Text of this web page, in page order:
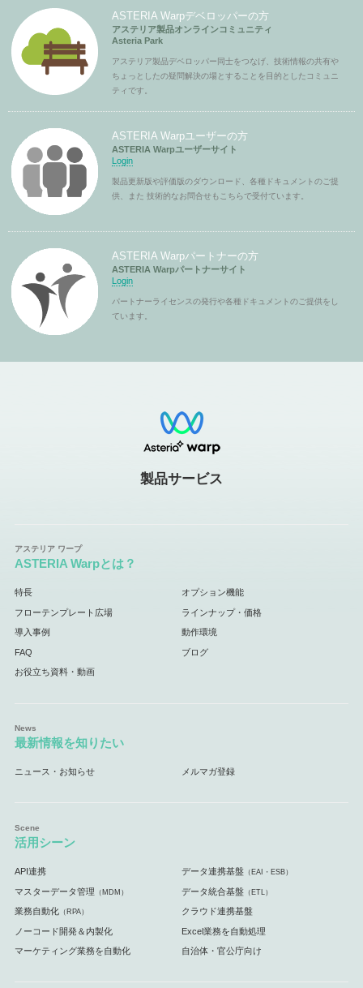
ASTERIA Warpデベロッパーの方
アステリア製品オンラインコミュニティ
Asteria Park
アステリア製品デベロッパー同士をつなげ、技術情報の共有や
ちょっとしたの疑問解決の場とすることを目的としたコミュニ
ティです。
ASTERIA Warpユーザーの方
ASTERIA Warpユーザーサイト
Login
製品更新版や評価版のダウンロード、各種ドキュメントのご提
供、また 技術的なお問合せもこちらで受付ています。
ASTERIA Warpパートナーの方
ASTERIA Warpパートナーサイト
Login
パートナーライセンスの発行や各種ドキュメントのご提供をし
ています。
製品サービス
ASTERIA Warpとは？
特長 オプション機能
フローテンプレート広場 ラインナップ・価格
導入事例 動作環境
FAQ ブログ
お役立ち資料・動画
最新情報を知りたい
ニュース・お知らせ メルマガ登録
活用シーン
API連携 データ連携基盤 （EAI・ESB）
マスターデータ管理 （MDM） データ統合基盤 （ETL）
業務自動化（RPA） クラウド連携基盤
ノーコード開発＆内製化 Excel業務を自動処理
マーケティング業務を自動化 自治体・官公庁向け